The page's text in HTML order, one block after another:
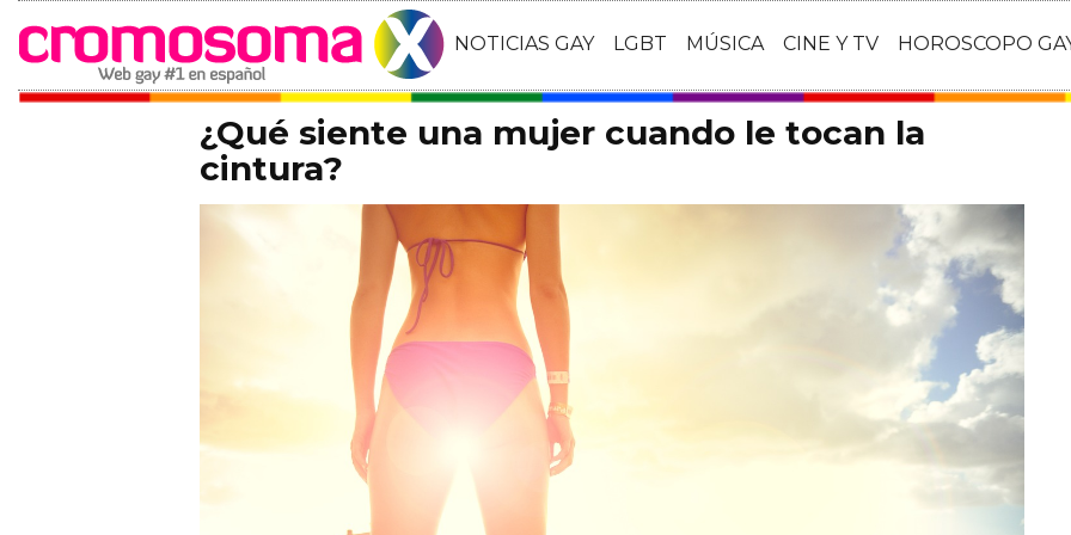
NOTICIAS GAY LGBT MÚSICA CINE Y TV HOROSCOPO
¿Qué siente una mujer cuando le tocan la
cintura?